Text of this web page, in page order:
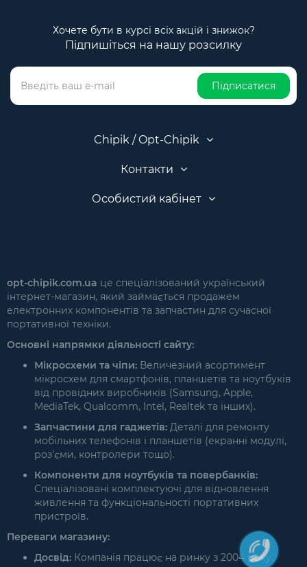
Хочете бути в курсі всіх акцій і знижок?
Підпишіться на нашу розсилку
Підписатися
Chipik / Opt-Chipik
Контакти
Особистий кабінет
opt-chipik.com.ua це спеціалізований український
інтернет-магазин, який займається продажем
електронних компонентів та запчастин для сучасної
портативної техніки.
Основні напрямки діяльності сайту:
Мікросхеми та чіпи: Величезний асортимент
мікросхем для смартфонів, планшетів та ноутбуків
від провідних виробників (Samsung, Apple,
MediaTek, Qualcomm, Intel, Realtek та інших).
Запчастини для гаджетів: Деталі для ремонту
мобільних телефонів і планшетів (екранні модулі,
роз'єми, контролери тощо).
Компоненти для ноутбуків та повербанків:
Спеціалізовані комплектуючі для відновлення
живлення та функціональності портативних
пристроїв.
Переваги магазину:
Досвід: Компанія працює на ринку з 2004 року.